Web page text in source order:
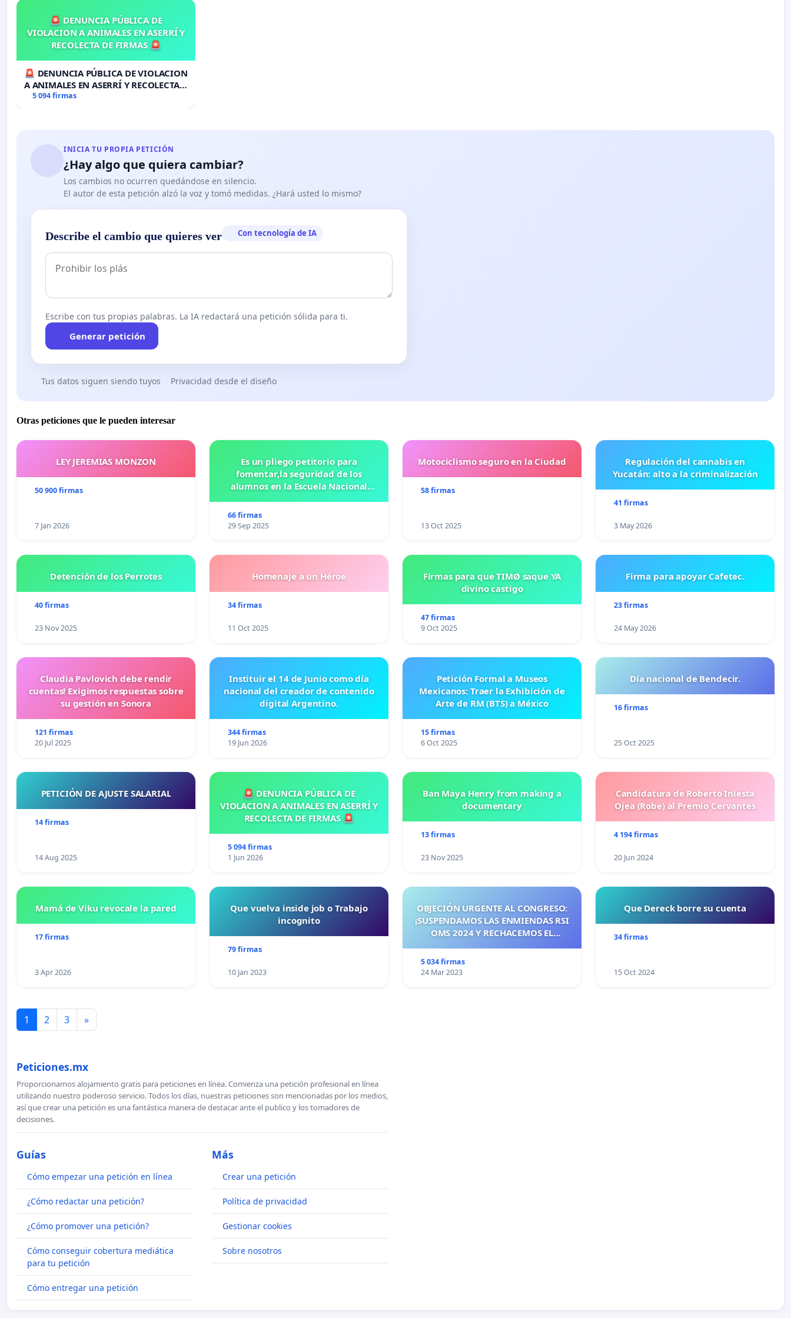
🚨 DENUNCIA PÚBLICA DE
VIOLACION A ANIMALES EN ASERRÍ Y
RECOLECTA DE FIRMAS 🚨
🚨 DENUNCIA PÚBLICA DE VIOLACION
A ANIMALES EN ASERRÍ Y RECOLECTA
DE FIRMAS 🚨
5 094 firmas
INICIA TU PROPIA PETICIÓN
¿Hay algo que quiera cambiar?
Los cambios no ocurren quedándose en silencio.
El autor de esta petición alzó la voz y tomó medidas. ¿Hará usted lo mismo?
Describe el cambio que quieres ver Con tecnología de IA
Escribe con tus propias palabras. La IA redactará una petición sólida para ti.
Generar petición
Tus datos siguen siendo tuyos Privacidad desde el diseño
Otras peticiones que le pueden interesar
LEY JEREMIAS MONZON
50 900 firmas
7 Jan 2026
Es un pliego petitorio para
fomentar,la seguridad de los
alumnos en la Escuela Nacional
66 firmas
29 Sep 2025
Motociclismo seguro en la Ciudad
58 firmas
13 Oct 2025
Regulación del cannabis en
Yucatán: alto a la criminalización
41 firmas
3 May 2026
Detención de los Perrotes
40 firmas
23 Nov 2025
Homenaje a un Héroe
34 firmas
11 Oct 2025
Firmas para que TIMØ saque YA
divino castigo
47 firmas
9 Oct 2025
Firma para apoyar Cafetec.
23 firmas
24 May 2026
Claudia Pavlovich debe rendir
cuentas! Exigimos respuestas sobre
su gestión en Sonora
121 firmas
20 Jul 2025
Instituir el 14 de Junio como día
nacional del creador de contenido
digital Argentino.
344 firmas
19 Jun 2026
Petición Formal a Museos
Mexicanos: Traer la Exhibición de
Arte de RM (BTS) a México
15 firmas
6 Oct 2025
Día nacional de Bendecir.
16 firmas
25 Oct 2025
PETICIÓN DE AJUSTE SALARIAL
14 firmas
14 Aug 2025
🚨 DENUNCIA PÚBLICA DE
VIOLACION A ANIMALES EN ASERRÍ Y
RECOLECTA DE FIRMAS 🚨
5 094 firmas
1 Jun 2026
Ban Maya Henry from making a
documentary
13 firmas
23 Nov 2025
Candidatura de Roberto Iniesta
Ojea (Robe) al Premio Cervantes
4 194 firmas
20 Jun 2024
Mamá de Viku revocale la pared
17 firmas
3 Apr 2026
Que vuelva inside job o Trabajo
incognito
79 firmas
10 Jan 2023
OBJECIÓN URGENTE AL CONGRESO:
¡SUSPENDAMOS LAS ENMIENDAS RSI
OMS 2024 Y RECHACEMOS EL
MAYO 2026! ¡CIUDADANOS DE
ESPAÑA, ACTUEMOS ANTES DE QUE
5 034 firmas
24 Mar 2023
Que Dereck borre su cuenta
34 firmas
15 Oct 2024
1 2 3 »
Peticiones.mx
Proporcionamos alojamiento gratis para peticiones en línea. Comienza una petición profesional en línea
utilizando nuestro poderoso servicio. Todos los días, nuestras peticiones son mencionadas por los medios,
así que crear una petición es una fantástica manera de destacar ante el publico y los tomadores de
decisiones.
Guías
Cómo empezar una petición en línea
¿Cómo redactar una petición?
¿Cómo promover una petición?
Cómo conseguir cobertura mediática
para tu petición
Cómo entregar una petición
Más
Crear una petición
Política de privacidad
Gestionar cookies
Sobre nosotros